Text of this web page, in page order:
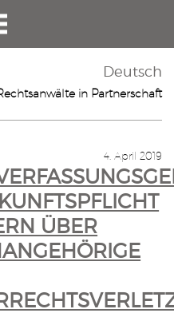
Deutsch
in Partnerschaft
4. April 2019
ÜBER